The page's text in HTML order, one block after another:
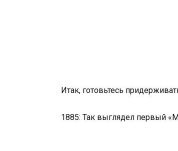
Итак, готовьтесь
1885: Так выглядел первый